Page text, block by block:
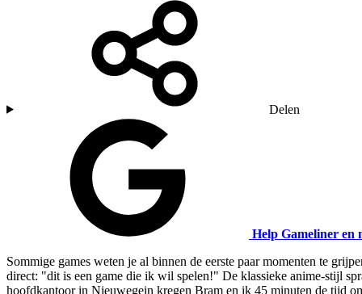
Delen
Help Gameliner en
Sommige games weten je al binnen de eerste paar momenten te
direct: "dit is een game die ik wil spelen!" De klassieke anime-stijl
hoofdkantoor in Nieuwegein kregen Bram en ik 45 minuten de tijd